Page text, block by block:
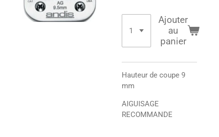
Ajouter
au
panier
Hauteur de coupe 9
mm
AIGUISAGE
RECOMMANDE